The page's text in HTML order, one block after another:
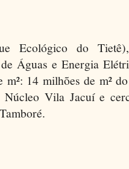
Ecológico do
Águas e Energia
m²: 14 milhões de m²
Vila Jacuí e